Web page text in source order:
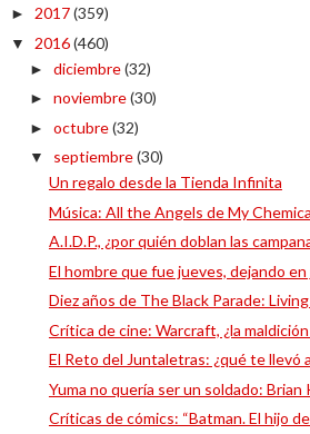
► 2017(359)
▼ 2016(460)
► diciembre(32)
► noviembre(30)
► octubre(32)
▼ septiembre(30)
Un regalo desde la Tienda Infinita
Música: All the Angels de My
A.I.D.P., ¿por quién doblan las
El hombre que fue jueves, dejando
Diez años de The Black Parade:
Crítica de cine: Warcraft, ¿la
El Reto del Juntaletras: ¿qué te llevó
Yuma no quería ser un soldado: Brian
Críticas de cómics: “Batman. El hijo